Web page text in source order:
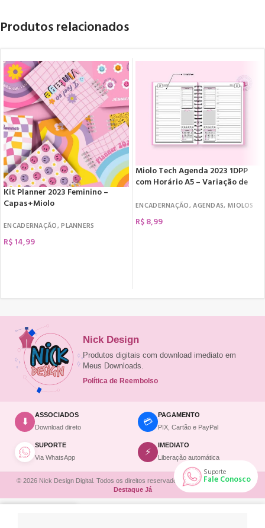
Produtos relacionados
Kit Planner 2023 Feminino –
Capas+Miolo
ENCADERNAÇÃO,PLANNERS
R$14,99
Miolo Tech Agenda 2023 1DPP
com Horário A5 – Variação de
ENCADERNAÇÃO,AGENDAS, MIOLOS
R$8,99
Suporte
Fale Conosco
Nick Design
Produtos digitais com download imediato em
Meus Downloads.
Política de Reembolso
⬇
ASSOCIADOS
Download direto
💳
PAGAMENTO
PIX, Cartão e PayPal
SUPORTE
Via WhatsApp
⚡
IMEDIATO
Liberação automática
© 2026 Nick Design Digital. Todos os direitos reservados. | Site desenvolvido por
Destaque Já